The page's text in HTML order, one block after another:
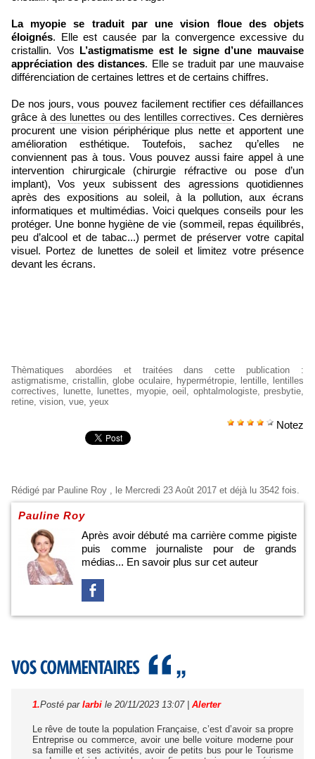
La myopie se traduit par une vision floue des objets
éloignés. Elle est causée par la convergence excessive du
cristallin. Vos
L’astigmatisme est le signe d’une mauvaise
appréciation des distances. Elle se traduit par une mauvaise
différenciation de certaines lettres et de certains chiffres.
De nos jours, vous pouvez facilement rectifier ces défaillances
grâce à des lunettes ou des lentilles correctives. Ces dernières
procurent une vision périphérique plus nette et apportent une
amélioration esthétique. Toutefois, sachez qu’elles ne
conviennent pas à tous. Vous pouvez aussi faire appel à une
intervention chirurgicale (chirurgie réfractive ou pose d’un
implant), Vos yeux subissent des agressions quotidiennes
après des expositions au soleil, à la pollution, aux écrans
informatiques et multimédias. Voici quelques conseils pour les
protéger. Une bonne hygiène de vie (sommeil, repas équilibrés,
peu d’alcool et de tabac...) permet de préserver votre capital
visuel. Portez de lunettes de soleil et limitez votre présence
devant les écrans.
Thèmatiques abordées et traitées dans cette publication :
astigmatisme,cristallin,globe oculaire, hypermétropie, lentille, lentilles
correctives, lunette, lunettes, myopie, oeil , ophtalmologiste, presbytie,
retine, vision, vue, yeux
Notez
Rédigé par Pauline Roy , le Mercredi 23 Août 2017 et déjà lu 3542 fois.
Pauline Roy
Après avoir débuté ma carrière comme pigiste
puis comme journaliste pour de grands
médias... En savoir plus sur cet auteur
1.Posté par larbi le 20/11/2023 13:07 Alerter
Le rêve de toute la population Française, c’est d’avoir sa propre
Entreprise ou commerce, avoir une belle voiture moderne pour
sa famille et ses activités, avoir de petits bus pour le Tourisme